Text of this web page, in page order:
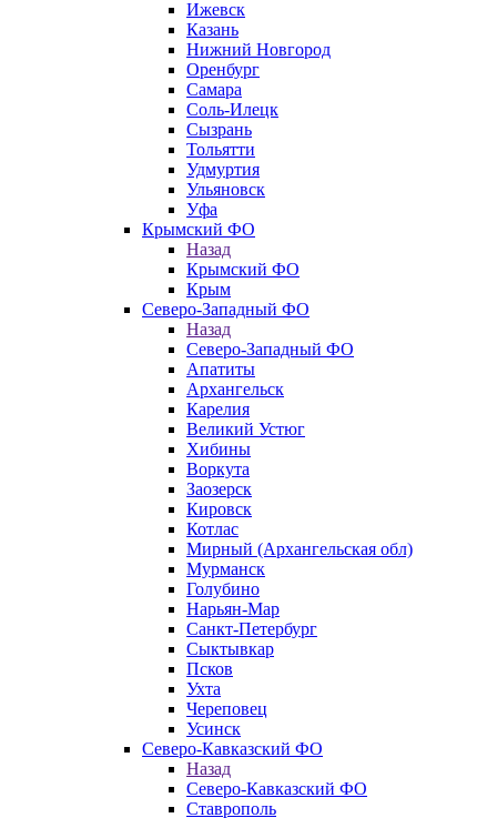
Ижевск
Казань
Нижний Новгород
Оренбург
Самара
Соль-Илецк
Сызрань
Тольятти
Удмуртия
Ульяновск
Уфа
Крымский ФО
Назад
Крымский ФО
Крым
Северо-Западный ФО
Назад
Северо-Западный ФО
Апатиты
Архангельск
Карелия
Великий Устюг
Хибины
Воркута
Заозерск
Кировск
Котлас
Мирный (Архангельская обл)
Мурманск
Голубино
Нарьян-Мар
Санкт-Петербург
Сыктывкар
Псков
Ухта
Череповец
Усинск
Северо-Кавказский ФО
Назад
Северо-Кавказский ФО
Ставрополь